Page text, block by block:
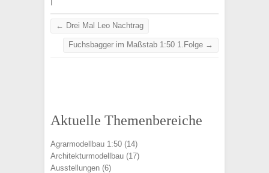
← Drei Mal Leo Nachtrag
Fuchsbagger im Maßstab 1:50 1.Folge →
Aktuelle Themenbereiche
Agrarmodellbau 1:50 (14)
Architekturmodellbau (17)
Ausstellungen (6)